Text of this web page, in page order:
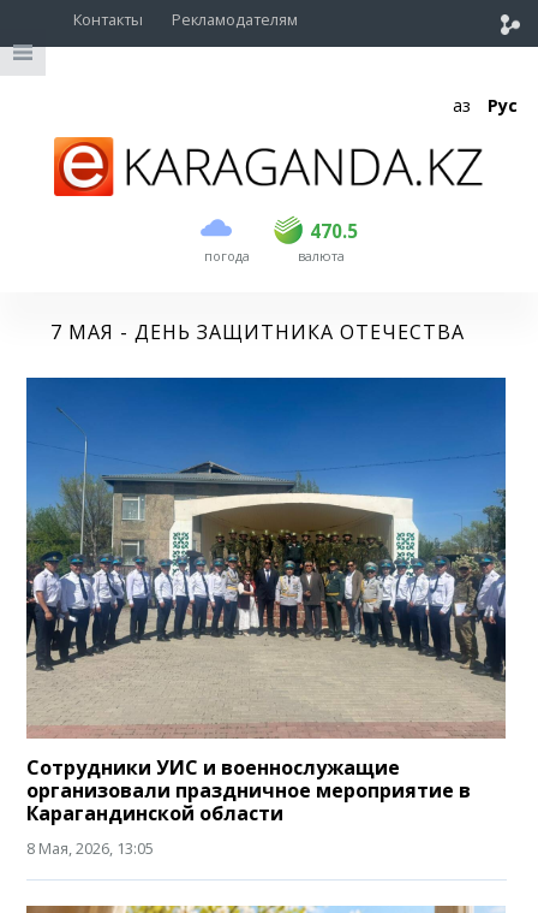
Контакты Рекламодателям
Қаз Рус
погода
470.5
покупка продажа
USD 468.5 470.5
EUR валюта
7 МАЯ - ДЕНЬ ЗАЩИТНИКА ОТЕЧЕСТВА
Сотрудники УИС и военнослужащие
организовали праздничное мероприятие в
Карагандинской области
8 Мая, 2026, 13:05